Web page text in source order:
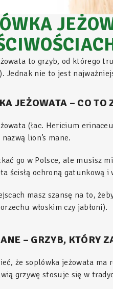
to grzyb, od którego
Jednak nie to jest
JEŻOWATA – CO TO
(łac. Hericium
lion’s mane.
go w Polsce, ale musisz
ścisłą ochroną gatunkową
masz szansę na to,
włoskim czy jabłoni).
– GRZYB, KTÓRY
że soplówka jeżowata ma
grzywę stosuje się w